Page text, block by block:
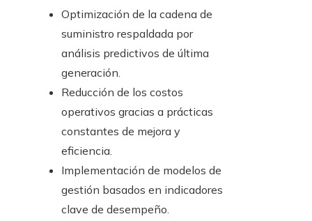
Optimización de la cadena de
suministro respaldada por
análisis predictivos de última
generación.
Reducción de los costos
operativos gracias a prácticas
constantes de mejora y
eficiencia.
Implementación de modelos de
gestión basados en indicadores
clave de desempeño.